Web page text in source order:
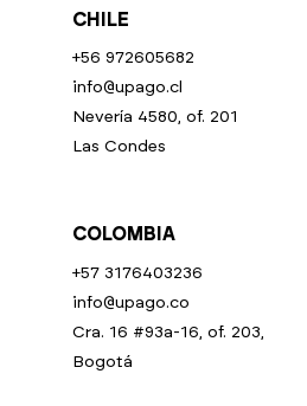
CHILE
+56 972605682
info@upago.cl
Nevería 4580, of. 201
Las Condes
COLOMBIA
+57 3176403236
info@upago.co
Cra. 16 #93a-16, of. 203,
Bogotá